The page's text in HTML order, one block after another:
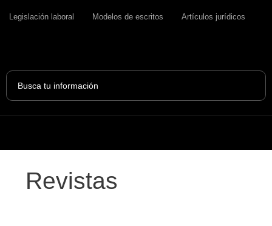
Legislación laboral Modelos de escritos Artículos jurídicos
Search
Revistas